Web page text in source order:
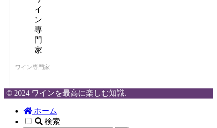
ワイン専門家
© 2024 ワインを最高に楽しむ知識.
ホーム
検索